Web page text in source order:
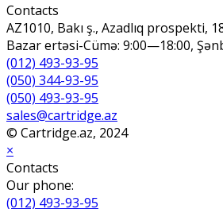
Contacts
AZ1010, Bakı ş., Azadlıq prospekti,
Bazar ertəsi-Cümə: 9:00—18:00,
(012) 493-93-95
(050) 344-93-95
(050) 493-93-95
sales@cartridge.az
© Cartridge.az, 2024
×
Contacts
Our phone:
(012) 493-93-95